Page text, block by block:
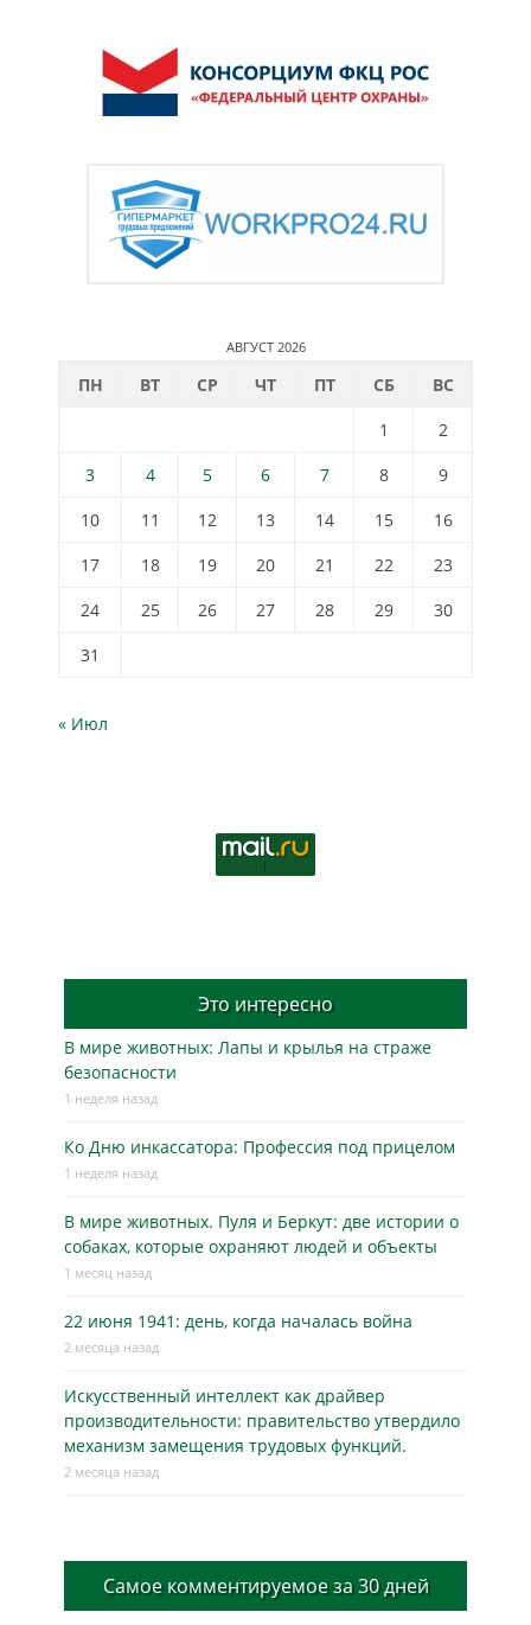
АВГУСТ 2026
ПН ВТ СР ЧТ ПТ СБ
ВС
1
2
3
4 5 6 7 8
9
10
11 12 13 14 15
16
17
18 19 20 21 22
23
24
25 26 27 28 29
30
31
« Июл
Это интересно
В мире животных: Лапы и крылья на страже
безопасности
1 неделя назад
Ко Дню инкассатора: Профессия под прицелом
1 неделя назад
В мире животных. Пуля и Беркут: две истории о
собаках, которые охраняют людей и объекты
1 месяц назад
22 июня 1941: день, когда началась война
2 месяца назад
Искусственный интеллект как драйвер
производительности: правительство утвердило
механизм замещения трудовых функций.
2 месяца назад
Самое комментируемое за 30 дней